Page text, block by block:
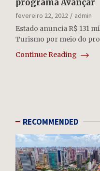
programa Avançar
fevereiro 22, 2022
admin
Estado anuncia R$ 131
Turismo por meio do
Continue Reading
posts
RECOMMENDED